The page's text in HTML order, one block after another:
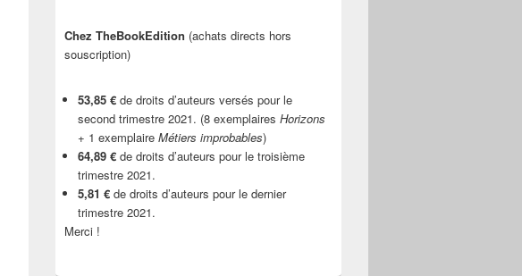
Chez TheBookEdition (achats directs hors
souscription)
53,85 € de droits d’auteurs versés pour le
second trimestre 2021. (8 exemplaires Horizons
+ 1 exemplaire Métiers improbables)
64,89 € de droits d’auteurs pour le troisième
trimestre 2021.
5,81 € de droits d’auteurs pour le dernier
trimestre 2021.
Merci !